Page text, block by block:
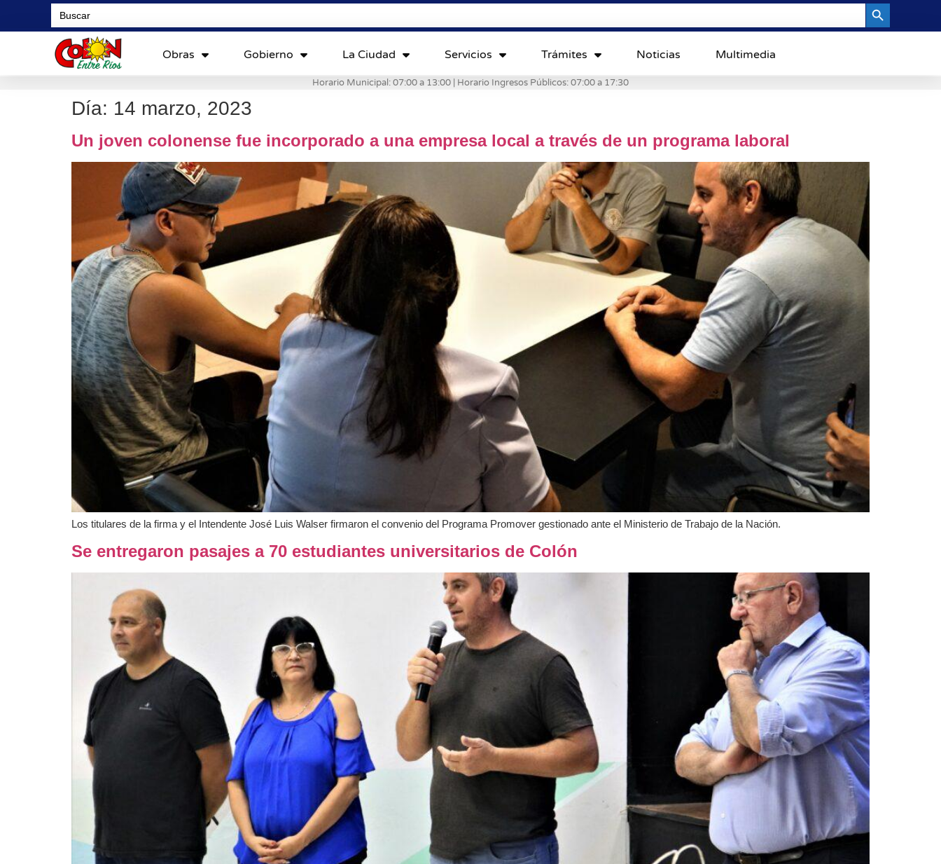
Search
for:
Obras Gobierno La Ciudad Servicios Trámites Noticias Multimedia
Horario Municipal: 07:00 a 13:00 | Horario Ingresos Públicos: 07:00 a 17:30
Día: 14 marzo, 2023
Un joven colonense fue incorporado a una empresa local a través de un programa laboral
Los titulares de la firma y el Intendente José Luis Walser firmaron el convenio del Programa Promover gestionado ante el Ministerio de Trabajo de la Nación.
Se entregaron pasajes a 70 estudiantes universitarios de Colón